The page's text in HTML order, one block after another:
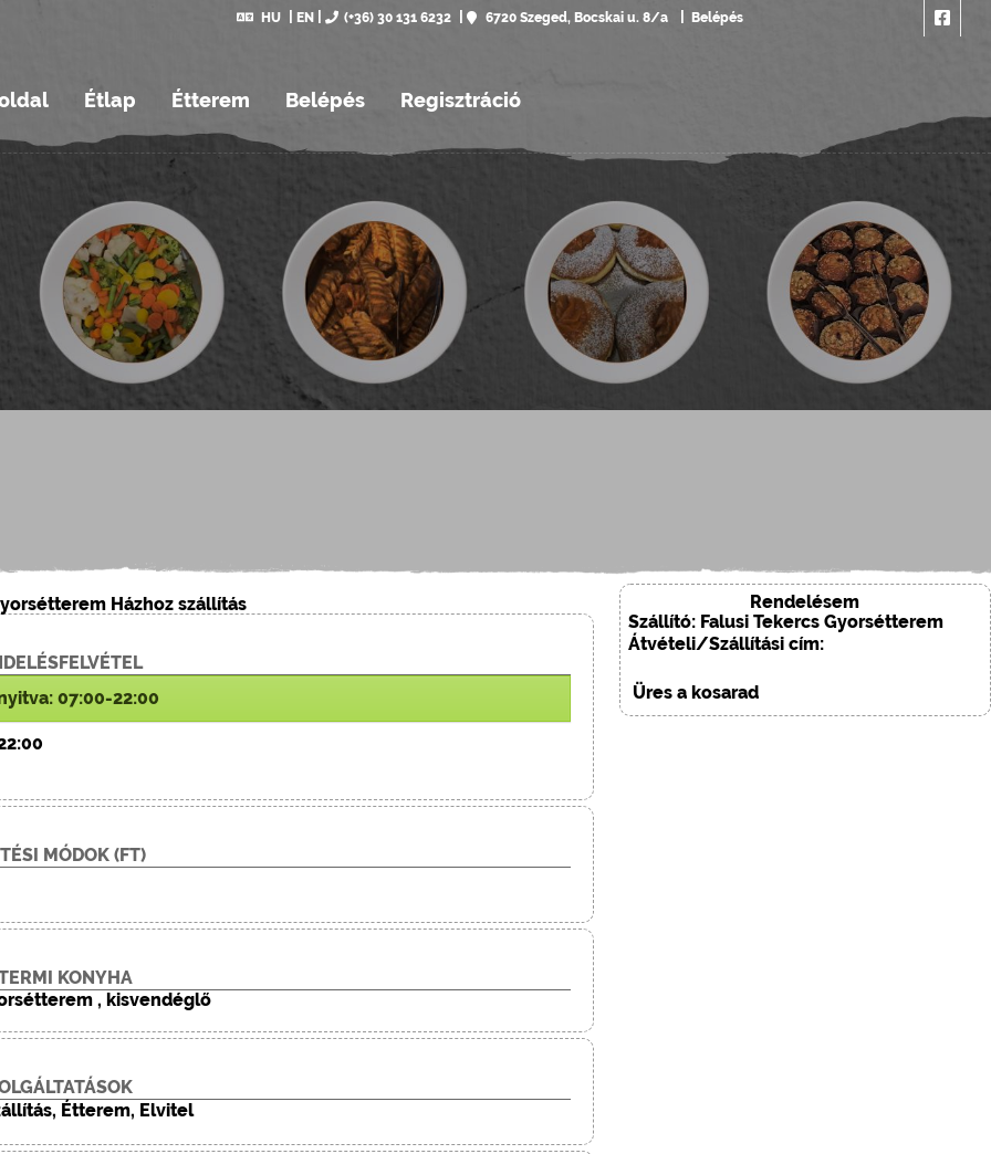
HU EN (+36) 30 131 6232 6720 Szeged, Bocskai u. 8/a Belépés
Étlap Étterem Belépés Regisztráció
Házhoz szállítás
07:00-22:00
MÓDOK (FT)
KONYHA
, kisvendéglő
Étterem, Elvitel
Rendelésem
Szállító: Falusi Tekercs Gyorsétterem
Átvételi/Szállítási cím:
Üres a kosarad